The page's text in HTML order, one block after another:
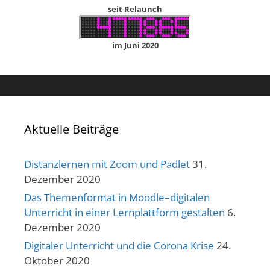
seit Relaunch
im Juni 2020
Aktuelle Beiträge
Distanzlernen mit Zoom und Padlet31.
Dezember 2020
Das Themenformat in Moodle–digitalen
Unterricht in einer Lernplattform gestalten 6.
Dezember 2020
Digitaler Unterricht und die Corona Krise 24.
Oktober 2020